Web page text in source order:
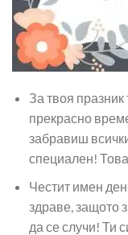
За твоя
прекрасно
забравиш
специален!
Честит имен
здраве, защото
да се случи! Ти